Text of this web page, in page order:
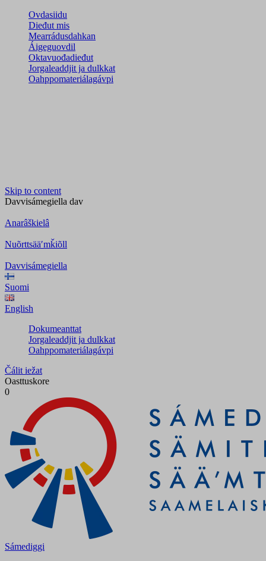
Ovdasiidu
Dieđut mis
Mearrádusdahkan
Áigeguovdil
Oktavuođadieđut
Jorgaleaddjit ja dulkkat
Oahppomateriálagávpi
Skip to content
Davvisámegiella dav
Anarâškielâ
Nuõrttsääʹmǩiõll
Davvisámegiella
Suomi
English
Dokumeanttat
Jorgaleaddjit ja dulkkat
Oahppomateriálagávpi
Čálit iežat
Oasttuskore
0
Sámediggi